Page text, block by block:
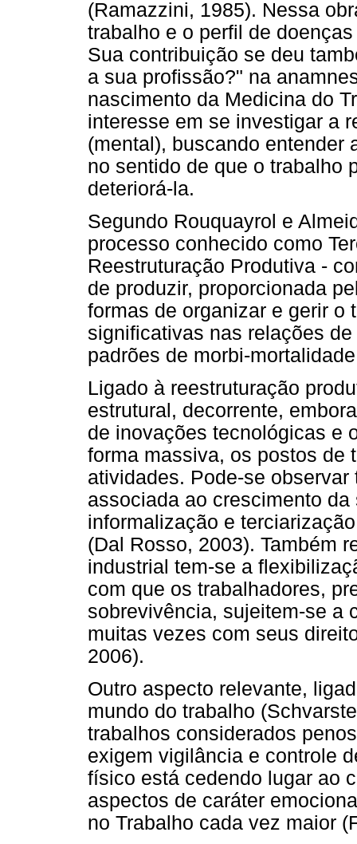
(Ramazzini, 1985). Nessa
trabalho e o perfil de
Sua contribuição se deu
a sua profissão?" na
nascimento da Medicina do
interesse em se investigar a
(mental), buscando entender
no sentido de que o trabalho
deteriorá-la.
Segundo Rouquayrol e
processo conhecido como
Reestruturação Produtiva -
de produzir, proporcionada
formas de organizar e gerir o
significativas nas relações
padrões de morbi-
Ligado à reestruturação
estrutural, decorrente,
de inovações tecnológicas e
forma massiva, os postos de
atividades. Pode-se
associada ao crescimento
informalização e
(Dal Rosso, 2003). Também
industrial tem-se a
com que os trabalhadores,
sobrevivência, sujeitem-se a
muitas vezes com seus
2006).
Outro aspecto relevante,
mundo do trabalho
trabalhos considerados
exigem vigilância e controle
físico está cedendo lugar ao
aspectos de caráter
no Trabalho cada vez maior